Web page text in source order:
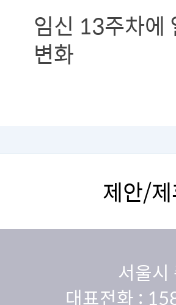
임신 13주차에
변화
제안/
서울
대표전화 :